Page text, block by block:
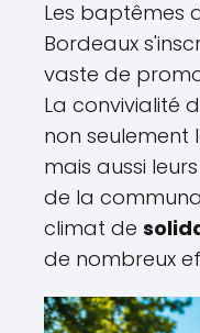
Les baptêmes
Bordeaux
vaste de
La convivialité
non seulement
mais aussi
de la
climat de
de nombreux